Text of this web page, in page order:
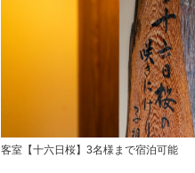
客室【十六日桜】3名様まで宿泊可能